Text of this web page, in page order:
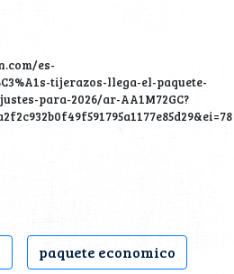
es-
tijerazos-llega-el-paquete-
para-2026/ar-AA1M72GC?
paquete economico